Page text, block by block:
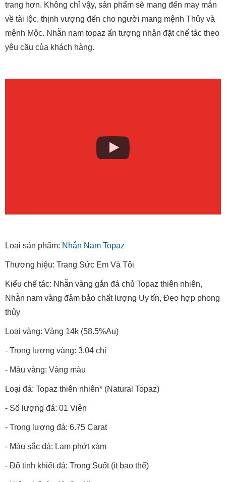
trang hơn. Không chỉ vậy, sản phẩm sẽ mang đến may mắn
về tài lộc, thịnh vượng đến cho người mang mệnh Thủy và
mệnh Mộc. Nhẫn nam topaz ấn tượng nhận đặt chế tác theo
yêu cầu của khách hàng.
Loại sản phẩm: Nhẫn Nam Topaz
Thương hiệu: Trang Sức Em Và Tôi
Kiểu chế tác: Nhẫn vàng gắn đá chủ Topaz thiên nhiên,
Nhẫn nam vàng đảm bảo chất lượng Uy tín, Đeo hợp phong
thủy
Loại vàng: Vàng 14k (58.5%Au)
- Trọng lượng vàng: 3.04 chỉ
- Màu vàng: Vàng màu
Loại đá: Topaz thiên nhiên* (Natural Topaz)
- Số lượng đá: 01 Viên
- Trọng lượng đá: 6.75 Carat
- Màu sắc đá: Lam phớt xám
- Độ tinh khiết đá: Trong Suốt (ít bao thể)